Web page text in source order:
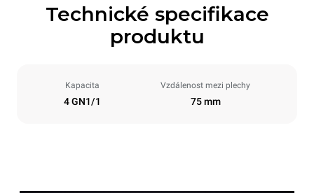
Technické specifikace
produktu
Kapacita
4 GN1/1
Vzdálenost mezi plechy
75 mm